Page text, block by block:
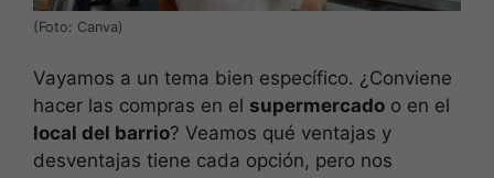
(Foto: Canva)
Vayamos a un tema bien específico. ¿Conviene
hacer las compras en el supermercado o en el
local del barrio? Veamos qué ventajas y
desventajas tiene cada opción, pero nos